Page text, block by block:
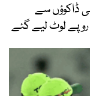
ڈاکوؤں سے
روپے لوٹ لیے گئے